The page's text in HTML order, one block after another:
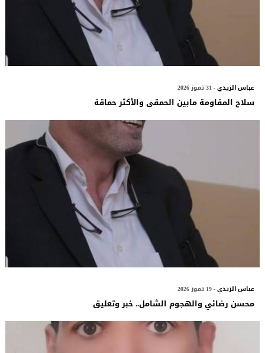
عباس الزيدي- 31 تموز 2026
سلاح المقاومة مابين الحمقى والأكثر حماقة
عباس الزيدي- 19 تموز 2026
محسن رضائي والهجوم الشامل.. خبر وتعليق